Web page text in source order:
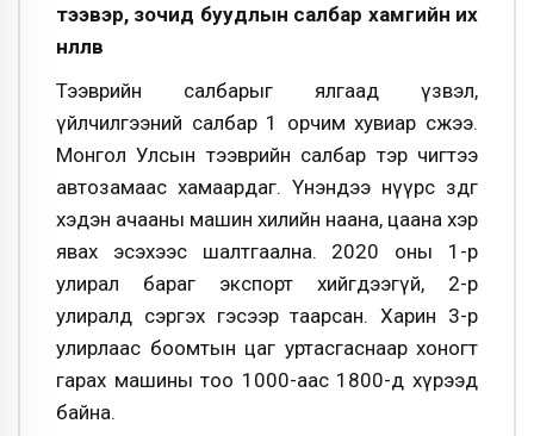
тээвэр, зочид буудлын салбар хамгийн их
нөлөөлөв
Тээврийн салбарыг ялгаад үзвэл,
үйлчилгээний салбар 1 орчим хувиар өсжээ.
Монгол Улсын тээврийн салбар тэр чигтээ
автозамаас хамаардаг. Үнэндээ нүүрс зөөдөг
хэдэн ачааны машин хилийн наана, цаана хэр
явах эсэхээс шалтгаална. 2020 оны 1-р
улирал бараг экспорт хийгдээгүй, 2-р
улиралд сэргэх гэсээр таарсан. Харин 3-р
улирлаас боомтын цаг уртасгаснаар хоногт
гарах машины тоо 1000-аас 1800-д хүрээд
байна.